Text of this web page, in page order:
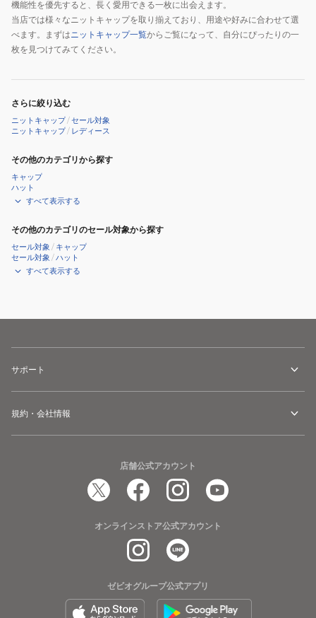
機能性を優先すると、長く愛用できる一枚に出会えます。
当店では様々なニットキャップを取り揃えており、用途や好みに合わせて選
べます。まずはニットキャップ一覧からご覧になって、自分にぴったりの一
枚を見つけてみてください。
さらに絞り込む
ニットキャップ/セール対象
ニットキャップ/ レディース
その他のカテゴリから探す
キャップ
ハット
すべて表示する
その他のカテゴリのセール対象から探す
セール対象 / キャップ
セール対象 /ハット
すべて表示する
サポート
規約・会社情報
店舗公式アカウント
オンラインストア公式アカウント
ゼビオグループ公式アプリ